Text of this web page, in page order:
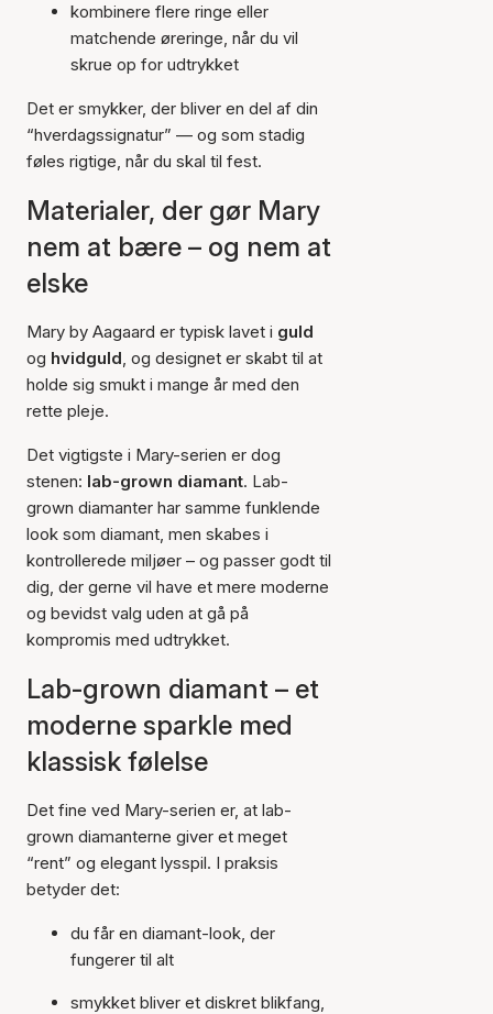
kombinere flere ringe eller
matchende øreringe, når du vil
skrue op for udtrykket
Det er smykker, der bliver en del af din
“hverdagssignatur” — og som stadig
føles rigtige, når du skal til fest.
Materialer, der gør Mary
nem at bære – og nem at
elske
Mary by Aagaard er typisk lavet i guld
og hvidguld, og designet er skabt til at
holde sig smukt i mange år med den
rette pleje.
Det vigtigste i Mary-serien er dog
stenen: lab-grown diamant. Lab-
grown diamanter har samme funklende
look som diamant, men skabes i
kontrollerede miljøer – og passer godt til
dig, der gerne vil have et mere moderne
og bevidst valg uden at gå på
kompromis med udtrykket.
Lab-grown diamant – et
moderne sparkle med
klassisk følelse
Det fine ved Mary-serien er, at lab-
grown diamanterne giver et meget
“rent” og elegant lysspil. I praksis
betyder det:
du får en diamant-look, der
fungerer til alt
smykket bliver et diskret blikfang,